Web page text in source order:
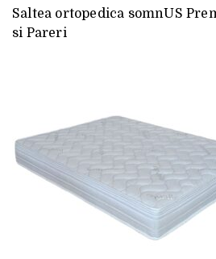
Saltea ortopedica somnUS
si Pareri